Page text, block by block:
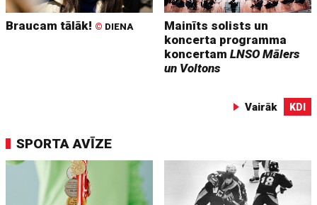
Braucam tālāk! © DIENA
Mainīts solists un
koncerta programma
koncertamLNSO Mālers
un Voltons
Vairāk KDI
SPORTA AVĪZE